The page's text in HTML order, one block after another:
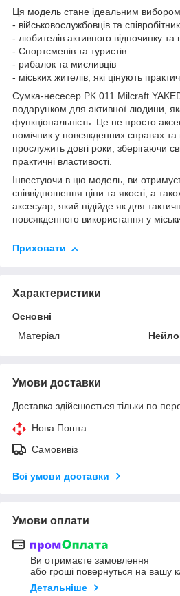
Ця модель стане ідеальним
- військовослужбовців та
- любителів активного відпочинку
- Спортсменів та туристів
- рибалок та мисливців
- міських жителів, які цінують
Сумка-несесер PK 011 Milcraft
подарунком для активної людини,
функціональність. Це не просто
помічник у повсякденних справах
прослужить довгі роки, зберігаючи
практичні властивості.
Інвестуючи в цю модель, ви
співвідношення ціни та якості, а
аксесуар, який підійде як для
повсякденного використання у
Приховати
Характеристики
Основні
Матеріал
Умови доставки
Доставка здійснюється тільки по
Нова Пошта
Самовивіз
Всі умови доставки
Умови оплати
Ви отримаєте замовлення
або гроші повернуться на вашу
Детальніше